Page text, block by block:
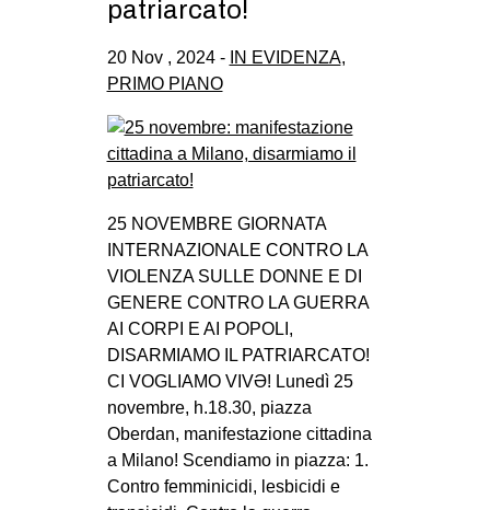
patriarcato!
20 Nov , 2024 - IN EVIDENZA,
PRIMO PIANO
25 NOVEMBRE GIORNATA
INTERNAZIONALE CONTRO LA
VIOLENZA SULLE DONNE E DI
GENERE CONTRO LA GUERRA
AI CORPI E AI POPOLI,
DISARMIAMO IL PATRIARCATO!
CI VOGLIAMO VIVƏ! Lunedì 25
novembre, h.18.30, piazza
Oberdan, manifestazione cittadina
a Milano! Scendiamo in piazza: 1.
Contro femminicidi, lesbicidi e